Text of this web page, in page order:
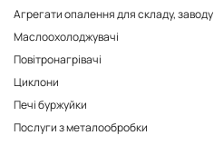
Агрегати опалення для складу, заводу
Маслоохолоджувачі
Повітронагрівачі
Циклони
Печі буржуйки
Послуги з металообробки